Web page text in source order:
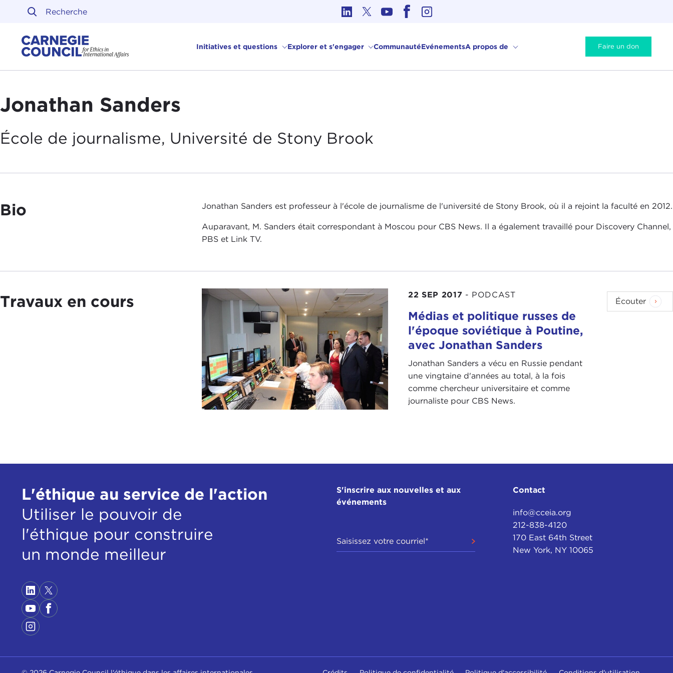
Skip to content
Initiatives et questions Explorer et s'engager CommunautéEvénementsA propos de Faire un don
Jonathan Sanders
École de journalisme, Université de Stony Brook
Bio Jonathan Sanders est professeur à l'école de journalisme de l'université de Stony Brook, où il a rejoint la faculté en 2012.
Auparavant, M. Sanders était correspondant à Moscou pour CBS News. Il a également travaillé pour Discovery Channel,
PBS et Link TV.
Travaux en cours 22 SEP 2017 - PODCAST
Médias et politique russes de
l'époque soviétique à Poutine,
avec Jonathan Sanders
Jonathan Sanders a vécu en Russie pendant
une vingtaine d'années au total, à la fois
comme chercheur universitaire et comme
journaliste pour CBS News.
Écouter
L'éthique au service de l'action
Utiliser le pouvoir de
l'éthique pour construire
un monde meilleur
S'inscrire aux nouvelles et aux
événements
Contact
info@cceia.org
212-838-4120
170 East 64th Street
New York, NY 10065